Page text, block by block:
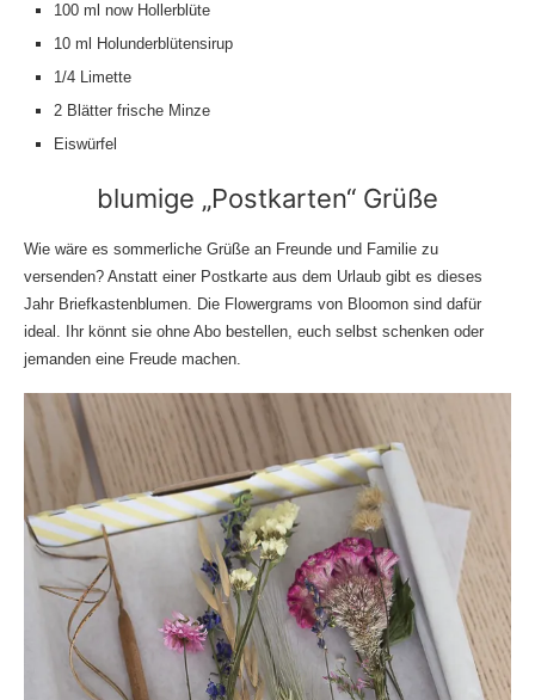
100 ml now Hollerblüte
10 ml Holunderblütensirup
1/4 Limette
2 Blätter frische Minze
Eiswürfel
blumige „Postkarten“ Grüße
Wie wäre es sommerliche Grüße an Freunde und Familie zu
versenden? Anstatt einer Postkarte aus dem Urlaub gibt es dieses
Jahr Briefkastenblumen. Die Flowergrams von Bloomon sind dafür
ideal. Ihr könnt sie ohne Abo bestellen, euch selbst schenken oder
jemanden eine Freude machen.